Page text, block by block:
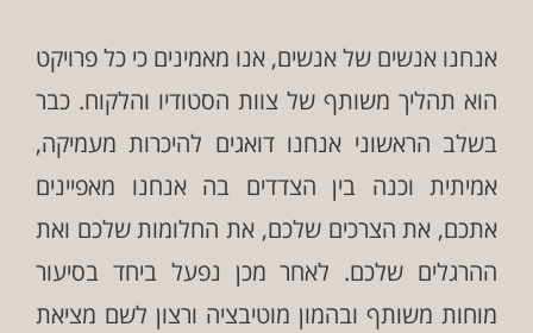
אנחנו אנשים של אנשים, אנו מאמינים כי כל פרויקט
הוא תהליך משותף של צוות הסטודיו והלקוח. כבר
בשלב הראשוני אנחנו דואגים להיכרות מעמיקה,
אמיתית וכנה בין הצדדים בה אנחנו מאפיינים
אתכם, את הצרכים שלכם, את החלומות שלכם ואת
ההרגלים שלכם. לאחר מכן נפעל ביחד בסיעור
מוחות משותף ובהמון מוטיבציה ורצון לשם מציאת